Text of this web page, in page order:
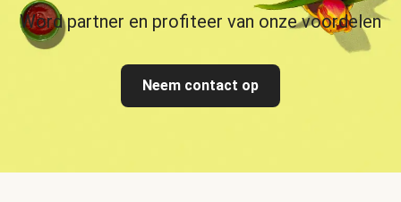
Word partner en profiteer van onze voordelen
Neem contact op